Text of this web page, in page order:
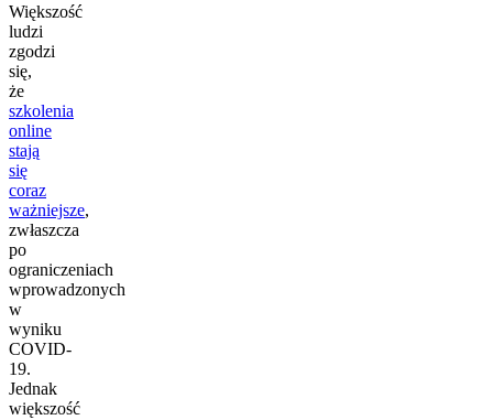
Większość
ludzi
zgodzi
się,
że
szkolenia
online
stają
się
coraz
ważniejsze,
zwłaszcza
po
ograniczeniach
wprowadzonych
w
wyniku
COVID-
19.
Jednak
większość